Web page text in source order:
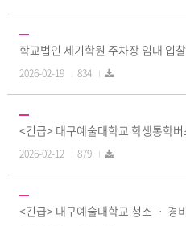
학교법인 세기학원 주차장 임대 입
2026-02-19 834
<긴급> 대구예술대학교 학생통학
2026-02-12 879
<긴급> 대구예술대학교 청소 ㆍ 경